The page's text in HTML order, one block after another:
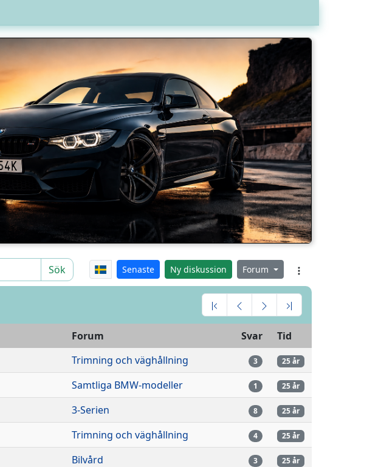
Sök Senaste Ny diskussion Forum
Forum Svar
Tid
Trimning och väghållning 3 25 år
Samtliga BMW-modeller 1 25 år
3-Serien 8 25 år
Trimning och väghållning 4 25 år
Bilvård 3 25 år